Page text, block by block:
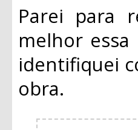
Parei para
melhor
identifiquei
obra.